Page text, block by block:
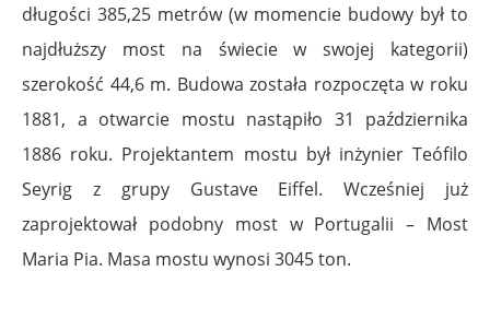
długości 385,25 metrów (w momencie budowy był to
najdłuższy most na świecie w swojej kategorii)
szerokość 44,6 m. Budowa została rozpoczęta w roku
1881, a otwarcie mostu nastąpiło 31 października
1886 roku. Projektantem mostu był inżynier Teófilo
Seyrig z grupy Gustave Eiffel. Wcześniej już
zaprojektował podobny most w Portugalii – Most
Maria Pia. Masa mostu wynosi 3045 ton.